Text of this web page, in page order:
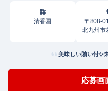
清香園
〒808-
北九州市
美味しい賄い付✨
応募画